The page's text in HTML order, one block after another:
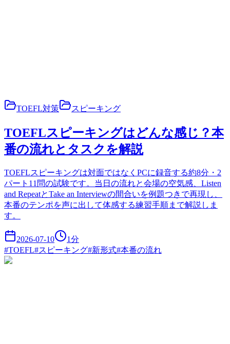
TOEFL対策 スピーキング
TOEFLスピーキングはどんな感じ？本
番の流れとタスクを解説
TOEFLスピーキングは対面ではなくPCに録音する約8分・2
パート11問の試験です。当日の流れと会場の空気感、Listen
and RepeatとTake an Interviewの間合いを例題つきで再現し、
本番のテンポを声に出して体感する練習手順まで解説しま
す。
2026-07-10 1分
#TOEFL#スピーキング#新形式#本番の流れ